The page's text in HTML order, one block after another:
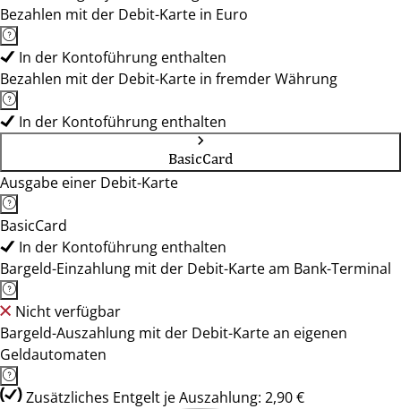
Bezahlen mit der Debit-Karte in Euro
In der Kontoführung enthalten
Bezahlen mit der Debit-Karte in fremder Währung
In der Kontoführung enthalten
BasicCard
Ausgabe einer Debit-Karte
BasicCard
In der Kontoführung enthalten
Bargeld-Einzahlung mit der Debit-Karte am Bank-Terminal
Nicht verfügbar
Bargeld-Auszahlung mit der Debit-Karte an eigenen
Geldautomaten
Zusätzliches Entgelt je Auszahlung: 2,90 €